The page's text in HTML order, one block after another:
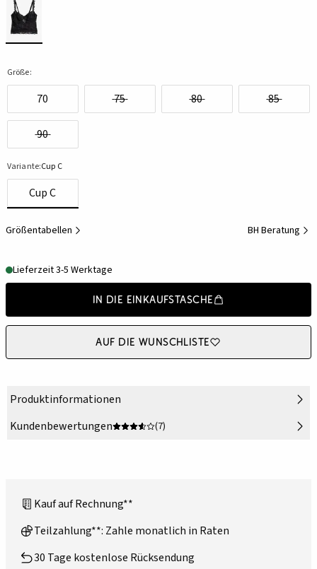
Größe:
70 75 80 85
90
Variante:Cup C
Cup C
Größentabellen BH Beratung
Lieferzeit 3-5 Werktage
In die Einkaufstasche
Auf die Wunschliste
Produktinformationen
Kundenbewertungen
(7)
Kauf auf Rechnung**
Teilzahlung**: Zahle monatlich in Raten
30 Tage kostenlose Rücksendung